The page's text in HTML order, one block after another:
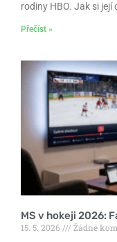
rodiny HBO. Jak si
Přečíst »
MS v hokeji 2026:
15. 5. 2026
Žádné